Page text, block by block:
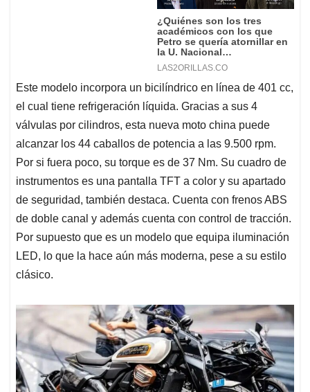
Este modelo incorpora un bicilíndrico en línea de 401 cc,
el cual tiene refrigeración líquida. Gracias a sus 4
válvulas por cilindros, esta nueva moto china puede
alcanzar los 44 caballos de potencia a las 9.500 rpm.
Por si fuera poco, su torque es de 37 Nm. Su cuadro de
instrumentos es una pantalla TFT a color y su apartado
de seguridad, también destaca. Cuenta con frenos ABS
de doble canal y además cuenta con control de tracción.
Por supuesto que es un modelo que equipa iluminación
LED, lo que la hace aún más moderna, pese a su estilo
clásico.